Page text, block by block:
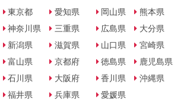
東京都
神奈川県
新潟県
富山県
石川県
福井県
愛知県
三重県
滋賀県
京都府
大阪府
兵庫県
岡山県
広島県
山口県
徳島県
香川県
愛媛県
熊本県
大分県
宮崎県
鹿児島県
沖縄県